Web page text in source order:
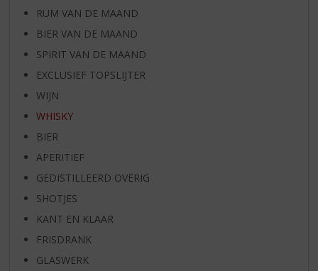
RUM VAN DE MAAND
BIER VAN DE MAAND
SPIRIT VAN DE MAAND
EXCLUSIEF TOPSLIJTER
WIJN
WHISKY
BIER
APERITIEF
GEDISTILLEERD OVERIG
SHOTJES
KANT EN KLAAR
FRISDRANK
GLASWERK